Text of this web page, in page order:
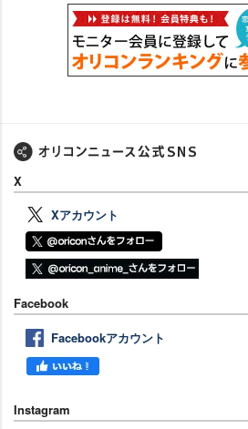
X
Xアカウント
Facebook
Facebookアカウント
Instagram